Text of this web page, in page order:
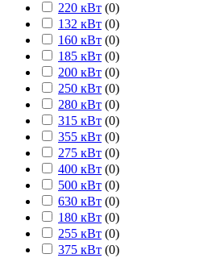
220 кВт (0)
132 кВт (0)
160 кВт (0)
185 кВт (0)
200 кВт (0)
250 кВт (0)
280 кВт (0)
315 кВт (0)
355 кВт (0)
275 кВт (0)
400 кВт (0)
500 кВт (0)
630 кВт (0)
180 кВт (0)
255 кВт (0)
375 кВт (0)